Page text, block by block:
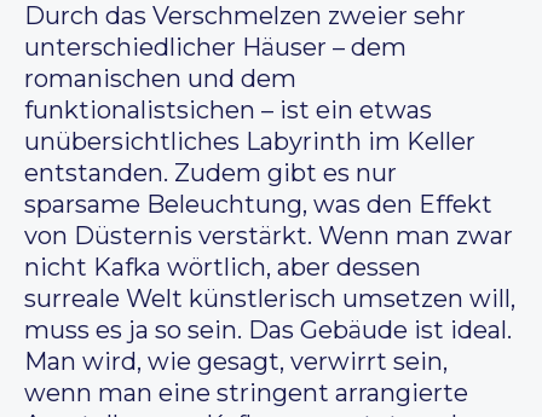
Durch das Verschmelzen zweier sehr
unterschiedlicher Häuser – dem
romanischen und dem
funktionalistsichen – ist ein etwas
unübersichtliches Labyrinth im Keller
entstanden. Zudem gibt es nur
sparsame Beleuchtung, was den Effekt
von Düsternis verstärkt. Wenn man zwar
nicht Kafka wörtlich, aber dessen
surreale Welt künstlerisch umsetzen will,
muss es ja so sein. Das Gebäude ist ideal.
Man wird, wie gesagt, verwirrt sein,
wenn man eine stringent arrangierte